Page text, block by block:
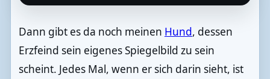
Dann gibt es da noch meinen Hund, dessen
Erzfeind sein eigenes Spiegelbild zu sein
scheint. Jedes Mal, wenn er sich darin sieht, ist